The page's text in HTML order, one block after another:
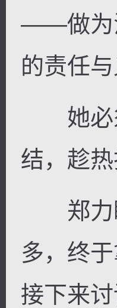
——做为
的责任与
她必须
结，趁热
郑力眼
多，终
接下来